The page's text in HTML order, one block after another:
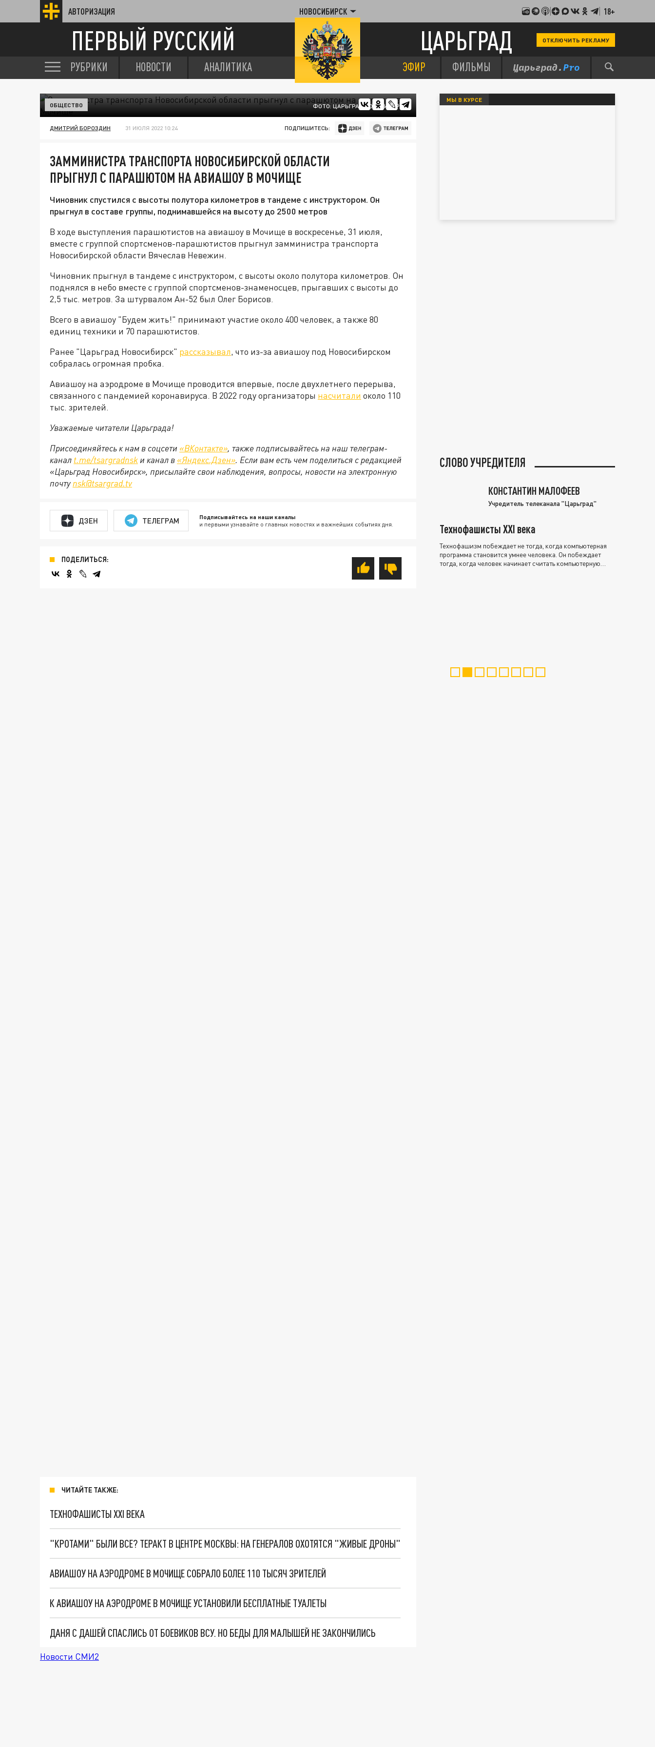
АВТОРИЗАЦИЯ НОВОСИБИРСК 18+
ПЕРВЫЙ РУССКИЙ ЦАРЬГРАД ОТКЛЮЧИТЬ РЕКЛАМУ
РУБРИКИ НОВОСТИ АНАЛИТИКА ЭФИР ФИЛЬМЫ
ФОТО: ЦАРЬГРАД НОВОСИБИРСК
ОБЩЕСТВО
ДМИТРИЙ БОРОЗДИН 31 ИЮЛЯ 2022 10:24 ПОДПИШИТЕСЬ:
ЗАММИНИСТРА ТРАНСПОРТА НОВОСИБИРСКОЙ ОБЛАСТИ
ПРЫГНУЛ С ПАРАШЮТОМ НА АВИАШОУ В МОЧИЩЕ
Чиновник спустился с высоты полутора километров в тандеме с инструктором. Он
прыгнул в составе группы, поднимавшейся на высоту до 2500 метров
В ходе выступления парашютистов на авиашоу в Мочище в воскресенье, 31 июля,
вместе с группой спортсменов-парашютистов прыгнул замминистра транспорта
Новосибирской области Вячеслав Невежин.
Чиновник прыгнул в тандеме с инструктором, с высоты около полутора километров. Он
поднялся в небо вместе с группой спортсменов-знаменосцев, прыгавших с высоты до
2,5 тыс. метров. За штурвалом Ан-52 был Олег Борисов.
Всего в авиашоу "Будем жить!" принимают участие около 400 человек, а также 80
единиц техники и 70 парашютистов.
Ранее "Царьград Новосибирск" рассказывал, что из-за авиашоу под Новосибирском
собралась огромная пробка.
Авиашоу на аэродроме в Мочище проводится впервые, после двухлетнего перерыва,
связанного с пандемией коронавируса. В 2022 году организаторы насчитали около 110
тыс. зрителей.
Уважаемые читатели Царьграда!
Присоединяйтесь к нам в соцсети «ВКонтакте», также подписывайтесь на наш телеграм-
канал t.me/tsargradnsk и канал в «Яндекс.Дзен». Если вам есть чем поделиться с редакцией
«Царьград Новосибирск», присылайте свои наблюдения, вопросы, новости на электронную
почту nsk@tsargrad.tv
ДЗЕН ТЕЛЕГРАМ Подписывайтесь на наши каналы
и первыми узнавайте о главных новостях и важнейших событиях дня.
ПОДЕЛИТЬСЯ:
ЧИТАЙТЕ ТАКЖЕ:
ТЕХНОФАШИСТЫ XXI ВЕКА
"КРОТАМИ" БЫЛИ ВСЕ? ТЕРАКТ В ЦЕНТРЕ МОСКВЫ: НА ГЕНЕРАЛОВ ОХОТЯТСЯ "ЖИВЫЕ ДРОНЫ"
АВИАШОУ НА АЭРОДРОМЕ В МОЧИЩЕ СОБРАЛО БОЛЕЕ 110 ТЫСЯЧ ЗРИТЕЛЕЙ
К АВИАШОУ НА АЭРОДРОМЕ В МОЧИЩЕ УСТАНОВИЛИ БЕСПЛАТНЫЕ ТУАЛЕТЫ
ДАНЯ С ДАШЕЙ СПАСЛИСЬ ОТ БОЕВИКОВ ВСУ. НО БЕДЫ ДЛЯ МАЛЫШЕЙ НЕ ЗАКОНЧИЛИСЬ
Новости СМИ2
МЫ В КУРСЕ
СЛОВО УЧРЕДИТЕЛЯ
КОНСТАНТИН МАЛОФЕЕВ
Учредитель телеканала "Царьград"
Технофашисты XXI века
Технофашизм побеждает не тогда, когда компьютерная
программа становится умнее человека. Он побеждает
тогда, когда человек начинает считать компьютерную